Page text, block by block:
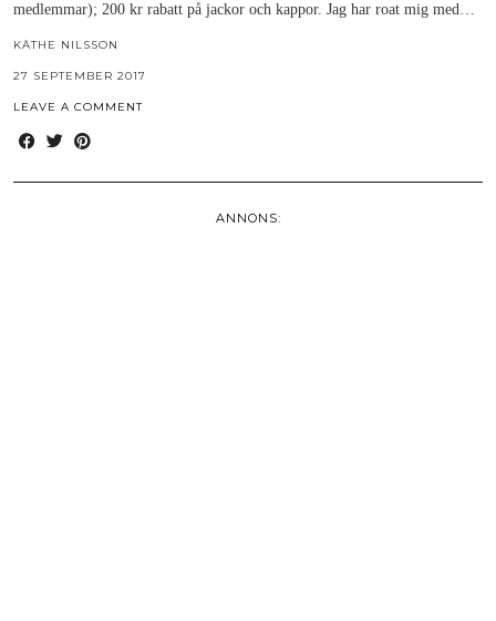
medlemmar); 200 kr rabatt på jackor och kappor. Jag har roat mig med…
KÄTHE NILSSON
27 SEPTEMBER 2017
LEAVE A COMMENT
ANNONS: